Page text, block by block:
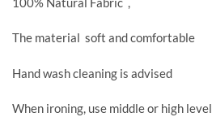
The material soft and comfortable
Hand wash cleaning is advised
When ironing, use middle or high level